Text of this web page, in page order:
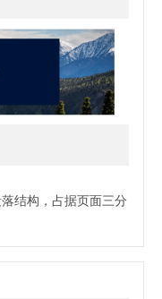
结构，占据页面三分